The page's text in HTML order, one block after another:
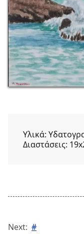
Υλικά:
Διαστάσεις:
Next: #